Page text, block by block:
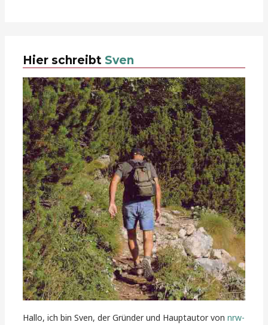
Hier schreibt Sven
Hallo, ich bin Sven, der Gründer und Hauptautor vonnrw-